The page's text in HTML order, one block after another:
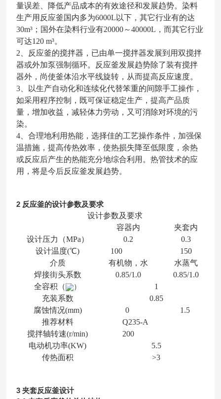
量误差、降低产品成本的有效途径和发展趋势。染料
生产用反应釜国内多为6000L以下，其它行业有的达
30m³；国外在染料行业有20000～40000L，而其它行业
可达120 m³。
2、反应釜的搅拌器，已由单一搅拌器发展到用双搅拌
器或外加泵强制循环。反应釜发展趋势除了装有搅拌
器外，尚使釜体沿水平线旋转，从而提高反应速度。
3、以生产自动化和连续化代替笨重的间隙手工操作，
如采用程序控制，既可保证稳定生产，提高产品质
量，增加收益，减轻体力劳动，又可消除对环境的污
染。
4、合理地利用热能，选择佳的工艺操作条件，加强保
温措施，提高传热效率，使热损失降至低限度，余热
或反应后产生的热能充分地综合利用。热管技术的应
用，将是今后反应釜发展趋势。
2 反应釜的设计参数及要求
设计参数及要求
容器内
夹套内
设计压力（MPa）
0.2
0.3
设计温度(℃) 100
150
介质
有机物，水
水蒸气
焊接街头系数
0.85/1.0
0.85/1.0
全容积（
）
1
充装系数
0.85
腐蚀情况(mm)
0
1.5
推荐材料
Q235-A
搅拌轴转速(r/min)
200
电动机功率(KW)
5.5
传热面积
>3
3夹套反应釜设计